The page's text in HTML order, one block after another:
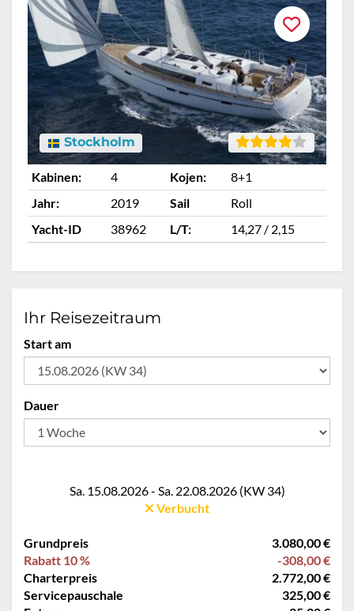
Stockholm
Kabinen: 4 Kojen:
8+1
Jahr:
2019 Sail
Roll
Yacht-ID
38962 L/T: 14,27 / 2,15
Ihr Reisezeitraum
Start am
Dauer
Sa. 15.08.2026 - Sa. 22.08.2026 (KW 34)
Verbucht
Grundpreis
3.080,00 €
Rabatt 10 %
-308,00 €
Charterpreis
2.772,00 €
Servicepauschale
325,00 €